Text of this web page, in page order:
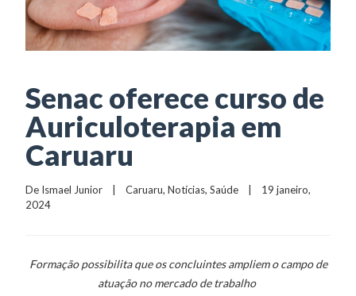
Senac oferece curso de
Auriculoterapia em
Caruaru
De Ismael Junior
    |
Caruaru, Notícias, Saúde
    |    19 janeiro,
2024
Formação possibilita que os concluintes ampliem o campo de
atuação no mercado de trabalho